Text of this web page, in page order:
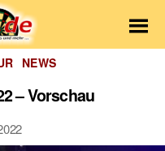
NEWS
– Vorschau